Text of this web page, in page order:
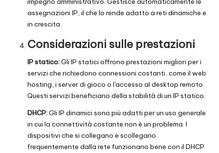
assegnazioni IP, il che lo rende adatto a reti dinamiche e
in crescita.
Considerazioni sulle prestazioni
IP statico:Gli IP statici offrono prestazioni migliori per i
servizi che richiedono connessioni costanti, come il web
hosting, i server di gioco o l'accesso al desktop remoto.
Questi servizi beneficiano della stabilità di un IP statico.
DHCP:Gli IP dinamici sono più adatti per un uso generale
in cui la connettività costante non è un problema. I
dispositivi che si collegano e scollegano
frequentemente dalla rete funzionano bene con il DHCP